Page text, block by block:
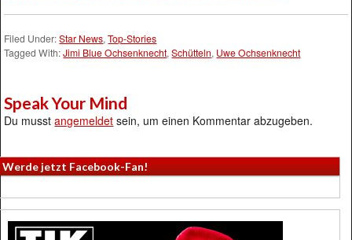
Filed Under:Star News,Top-Stories
Tagged With:Jimi Blue Ochsenknecht,Schütteln, Uwe Ochsenknecht
Speak Your Mind
Du musstangemeldet sein, um einen Kommentar abzugeben.
Werde jetzt Facebook-Fan!